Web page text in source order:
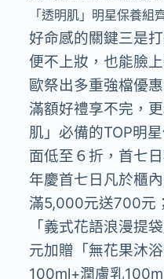
「透明肌」明星保養組
好命感的關鍵三是
便不上妝，也能臉
歐祭出多重強檔優
滿額好禮享不完，
肌」必備的TOP明
面低至６折，首七
年慶首七日凡於櫃
滿5,000元送700元
「義式花語浪漫提
元加贈「無花果沐
100ml+潤膚乳